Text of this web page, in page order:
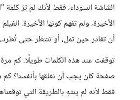
الشاشة السوداء، فقط لأنك لم ترَ كلمة
الأخيرة، ولم تفهم كونها الأخيرة.
أن تغادر حين تمل، أو تنتظر حتى
توقفت عند هذه الكلمات طويلًا. كم مرة
صفحة كان يجب أن نغلقها بأنفسنا؟ كم
فقط لأنه لم ينتهِ بالطريقة التي